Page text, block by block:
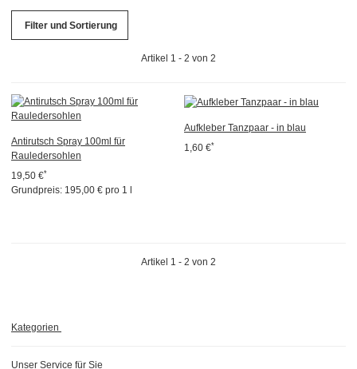
Filter und Sortierung
Artikel 1 - 2 von 2
Antirutsch Spray 100ml für
Rauledersohlen
19,50 €*
Grundpreis: 195,00 € pro 1 l
Aufkleber Tanzpaar - in blau
1,60 €*
Artikel 1 - 2 von 2
Kategorien
Unser Service für Sie